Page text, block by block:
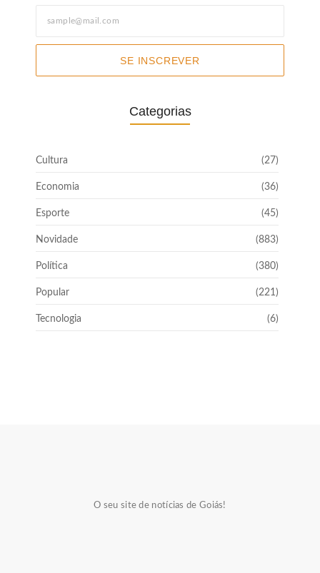
SE INSCREVER
Categorias
Cultura (27)
Economia (36)
Esporte (45)
Novidade (883)
Política (380)
Popular (221)
Tecnologia (6)
O seu site de notícias de Goiás!